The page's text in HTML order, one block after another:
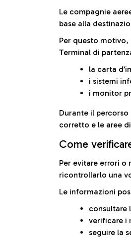
Le compagnie
base alla
Per questo
Terminal di
la carta
i sistemi
i monitor
Durante il
corretto e le aree
Come
Per evitare errori o
ricontrollarlo una
Le informazioni
consultare
verificare i
seguire la